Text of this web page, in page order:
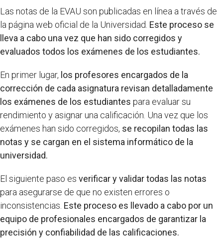
Las notas de la EVAU son publicadas en línea a través de
la página web oficial de la Universidad. Este proceso se
lleva a cabo una vez que han sido corregidos y
evaluados todos los exámenes de los estudiantes.
En primer lugar, los profesores encargados de la
corrección de cada asignatura revisan detalladamente
los exámenes de los estudiantes para evaluar su
rendimiento y asignar una calificación. Una vez que los
exámenes han sido corregidos, se recopilan todas las
notas y se cargan en el sistema informático de la
universidad.
El siguiente paso es verificar y validar todas las notas
para asegurarse de que no existen errores o
inconsistencias. Este proceso es llevado a cabo por un
equipo de profesionales encargados de garantizar la
precisión y confiabilidad de las calificaciones.